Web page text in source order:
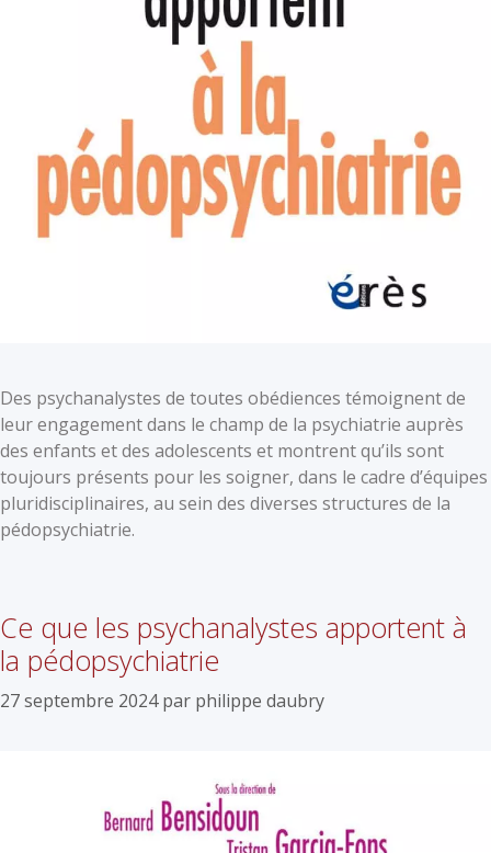
Des psychanalystes de toutes obédiences témoignent de
leur engagement dans le champ de la psychiatrie auprès
des enfants et des adolescents et montrent qu’ils sont
toujours présents pour les soigner, dans le cadre d’équipes
pluridisciplinaires, au sein des diverses structures de la
pédopsychiatrie.
Ce que les psychanalystes apportent à
la pédopsychiatrie
27 septembre 2024 par philippe daubry